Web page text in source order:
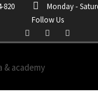
820
Monday -
Follow Us